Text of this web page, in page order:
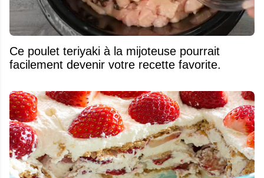
Ce poulet teriyaki à la mijoteuse pourrait
facilement devenir votre recette favorite.